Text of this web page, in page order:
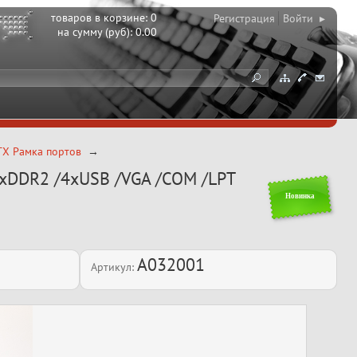
товаров в корзине:0
на сумму (руб):0.00
Регистрация Войти ▸
Рамка портов
Новинка
/4xUSB /VGA /COM /LPT
Артикул: A032001